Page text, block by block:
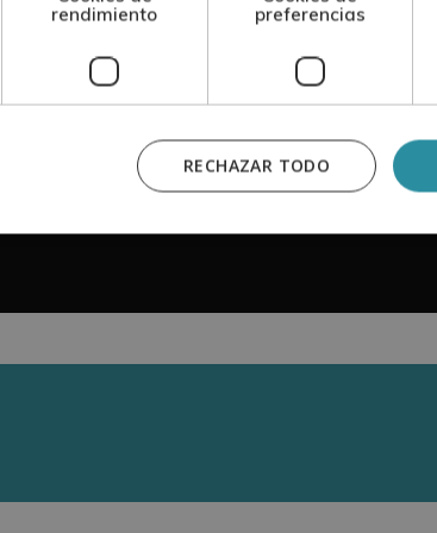
rendimiento
preferencias
RECHAZAR TODO